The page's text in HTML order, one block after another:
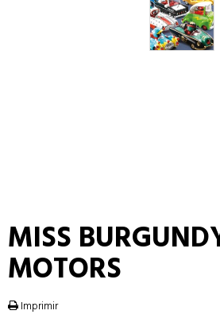
MISS
MOTORS
Imprimir